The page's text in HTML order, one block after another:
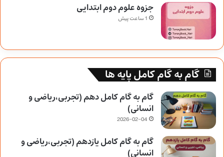
جزوه علوم دوم ابتدایی
1 ساعت پیش
گام به گام کامل پایه ها
گام به گام کامل دهم (تجربی،ریاضی و
انسانی)
2026-02-04
گام به گام کامل یازدهم (تجربی،ریاضی و
انسانی)